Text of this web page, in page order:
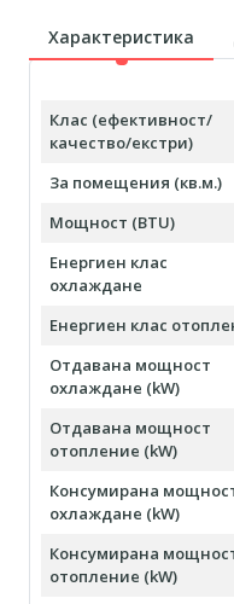
Характеристика
Клас (ефективност/
качество/екстри)
За помещения (кв.м.)
Мощност (BTU)
Енергиен клас
охлаждане
Енергиен клас
Отдавана мощност
охлаждане (kW)
Отдавана мощност
отопление (kW)
Консумирана
охлаждане (kW)
Консумирана
отопление (kW)